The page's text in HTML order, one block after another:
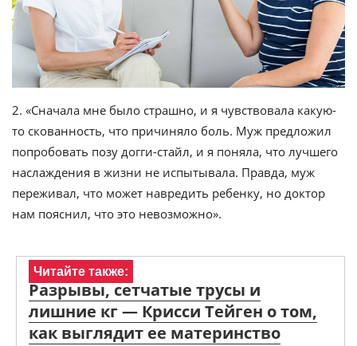
2. «Сначала мне было страшно, и я чувствовала какую-
то скованность, что причиняло боль. Муж предложил
попробовать позу догги-стайл, и я поняла, что лучшего
наслаждения в жизни не испытывала. Правда, муж
переживал, что может навредить ребенку, но доктор
нам пояснил, что это невозможно».
Читайте также:
Разрывы, сетчатые трусы и
лишние кг — Крисси Тейген о том,
как выглядит ее материнство